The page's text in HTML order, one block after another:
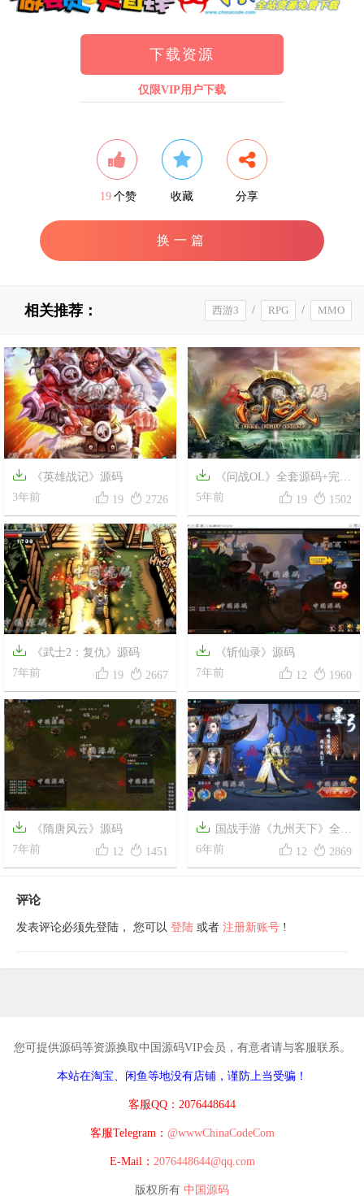
下载资源
仅限VIP用户下载
19 个赞 收藏 分享
换一篇
相关推荐： MMO
/
RPG
/
西游3

《英雄战记》源码
3年前
 19  2726

《问战OL》全套源码+完整
数据库+编译好的服务端
5年前  19  1502

《武士2：复仇》源码
7年前
 19  2667

《斩仙录》源码
7年前
 12  1960

《隋唐风云》源码
7年前
 12  1451
 国战手游《九州天下》全套
源码+文档+工具
6年前  12  2869
评论
发表评论必须先登陆， 您可以 登陆 或者 注册新账号 !
您可提供源码等资源换取中国源码VIP会员，有意者请与客服联系。
本站在淘宝、闲鱼等地没有店铺，谨防上当受骗！
客服QQ：2076448644
客服Telegram： @wwwChinaCodeCom
E-Mail： 2076448644@qq.com
版权所有 中国源码